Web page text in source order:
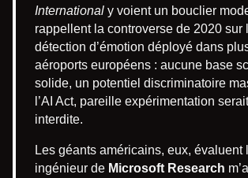
International y voient un bouclier
rappellent la controverse de 2020 sur
détection d’émotion déployé dans
aéroports européens : aucune base
solide, un potentiel discriminatoire
l’AI Act, pareille expérimentation
interdite.
Les géants américains, eux, évaluent
ingénieur de Microsoft Research